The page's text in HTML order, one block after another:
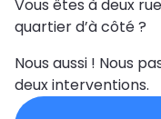
Vous êtes à deux
quartier d’à côté ?
Nous aussi ! Nous
deux interventions.